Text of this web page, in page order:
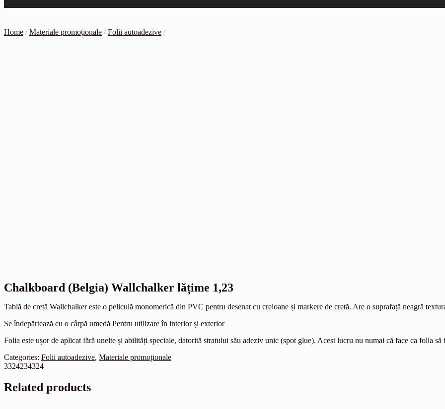
Home /Materiale promoționale /Folii autoadezive /
Chalkboard (Belgia) Wallchalker lățime 1,23
Tablă de cretă Wallchalker este o peliculă monomerică din PVC pentru desenat cu creioane și markere de cretă. Are o suprafață neagră
Se îndepărtează cu o cârpă umedă Pentru utilizare în interior și exterior
Folia este ușor de aplicat fără unelte și abilități speciale, datorită stratului său adeziv unic (spot glue). Acest lucru nu numai că face ca folia
Categories: Folii autoadezive, Materiale promoționale
3324234324
Related products